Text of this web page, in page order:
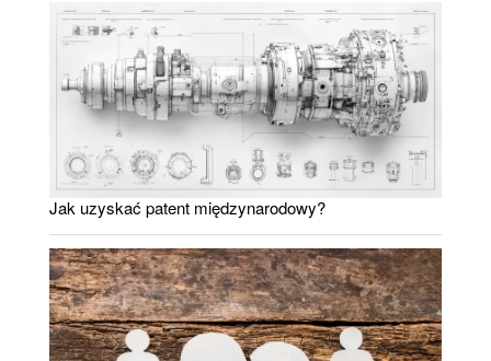
Jak uzyskać patent międzynarodowy?